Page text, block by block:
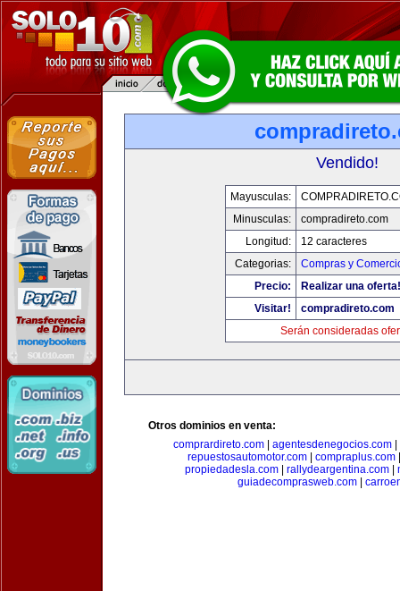
Vendido!
Mayusculas:
Minusculas:
compradireto.com
Longitud:
12 caracteres
Categorias:
Compras y
Precio:
Realizar una oferta!
Visitar!
compradireto.com
Serán consideradas
Otros dominios en venta:
comprardireto.com| agentesdenegocios.com|
repuestosautomotor.com
compraplus.com
propiedadesla.com| rallydeargentina.com|
guiadecomprasweb.com|